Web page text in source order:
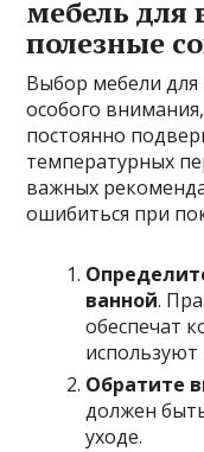
мебель
полезные
Выбор мебели
особого
постоянно
температурных
важных
ошибиться при
ванной.
обеспечат
используют
Обратите
должен
уходе.